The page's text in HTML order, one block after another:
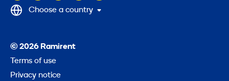
© 2026 Ramirent
Terms of use
Privacy notice
Choose a country